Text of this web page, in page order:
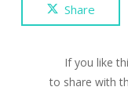
Share
If you like
to share with